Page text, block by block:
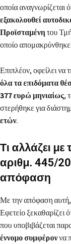
οποία αναγνωρίζεται
εξακολουθεί
Προϊσταμένητου
οποίο απομακρύνθηκε.
Επιπλέον, οφείλει να
όλα τα επιδόματα
377 ευρώ μηνιαίως,
στερήθηκε για
ετών.
Τι αλλάζει με
αριθμ. 445/
απόφαση
Με την απόφαση αυτή,
Εφετείο ξεκαθαρίζει
που υποβιβάζεται
έννομο συμφέροννα